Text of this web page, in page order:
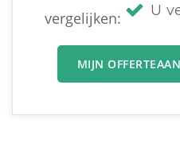
vergelijken:
U
MIJN